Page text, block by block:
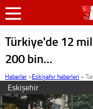
Türkiye'de 12
200 bin...
Haberler >Eskişehir haberleri »
Eskişehir